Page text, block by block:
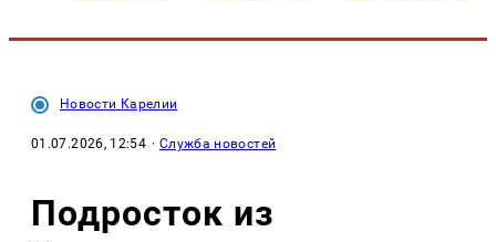
Новости Карелии
01.07.2026, 12:54 · Служба новостей
Подросток из